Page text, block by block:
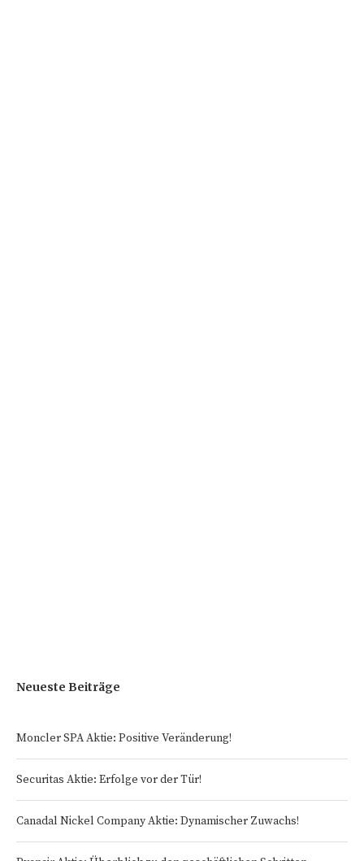
Neueste Beiträge
Moncler SPA Aktie: Positive Veränderung!
Securitas Aktie: Erfolge vor der Tür!
Canadal Nickel Company Aktie: Dynamischer Zuwachs!